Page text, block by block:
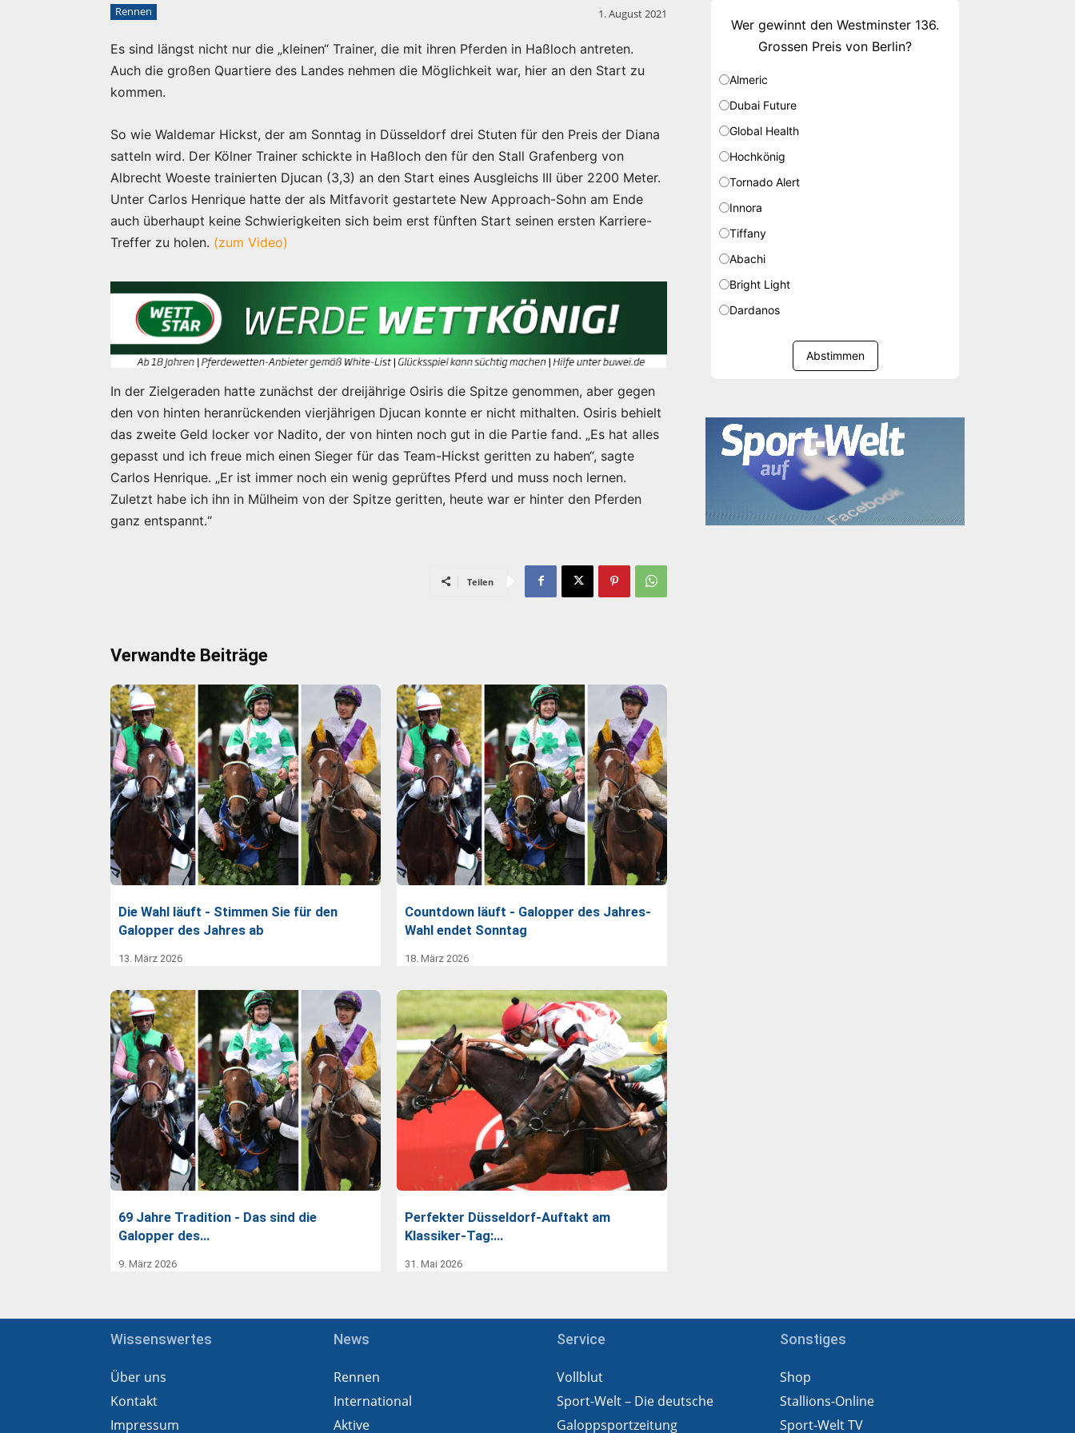
Rennen 1. August 2021
Es sind längst nicht nur die „kleinen“ Trainer, die mit ihren Pferden in Haßloch antreten.
Auch die großen Quartiere des Landes nehmen die Möglichkeit war, hier an den Start zu
kommen.
So wie Waldemar Hickst, der am Sonntag in Düsseldorf drei Stuten für den Preis der Diana
satteln wird. Der Kölner Trainer schickte in Haßloch den für den Stall Grafenberg von
Albrecht Woeste trainierten Djucan (3,3) an den Start eines Ausgleichs III über 2200 Meter.
Unter Carlos Henrique hatte der als Mitfavorit gestartete New Approach-Sohn am Ende
auch überhaupt keine Schwierigkeiten sich beim erst fünften Start seinen ersten Karriere-
Treffer zu holen. (zum Video)
In der Zielgeraden hatte zunächst der dreijährige Osiris die Spitze genommen, aber gegen
den von hinten heranrückenden vierjährigen Djucan konnte er nicht mithalten. Osiris behielt
das zweite Geld locker vor Nadito, der von hinten noch gut in die Partie fand. „Es hat alles
gepasst und ich freue mich einen Sieger für das Team-Hickst geritten zu haben“, sagte
Carlos Henrique. „Er ist immer noch ein wenig geprüftes Pferd und muss noch lernen.
Zuletzt habe ich ihn in Mülheim von der Spitze geritten, heute war er hinter den Pferden
ganz entspannt.“
Teilen
Verwandte Beiträge
Die Wahl läuft - Stimmen Sie für den
Galopper des Jahres ab
13. März 2026
Countdown läuft - Galopper des Jahres-
Wahl endet Sonntag
18. März 2026
69 Jahre Tradition - Das sind die
Galopper des…
9. März 2026
Perfekter Düsseldorf-Auftakt am
Klassiker-Tag:…
31. Mai 2026
Wer gewinnt den Westminster 136.
Grossen Preis von Berlin?
Almeric
Dubai Future
Global Health
Hochkönig
Tornado Alert
Innora
Tiffany
Abachi
Bright Light
Dardanos
Abstimmen
Wissenswertes
Über uns
Kontakt
Impressum
News
Rennen
International
Aktive
Service
Vollblut
Sport-Welt – Die deutsche
Galoppsportzeitung
Sonstiges
Shop
Stallions-Online
Sport-Welt TV